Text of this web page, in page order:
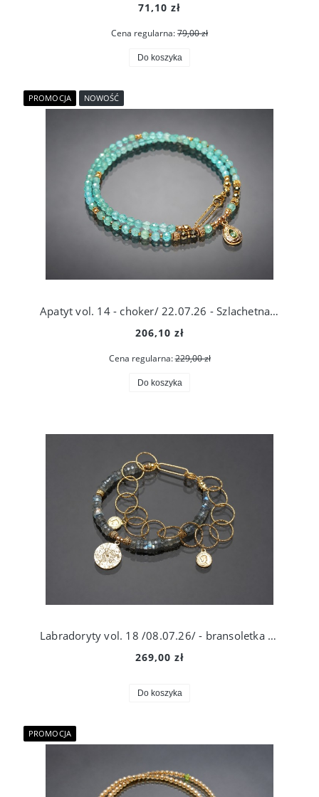
71,10 zł
Cena regularna:79,00 zł
Do koszyka
Apatyt vol. 14 - choker/ 22.07.26 - Szlachetna kolekcja
206,10 zł
Cena regularna:229,00 zł
Do koszyka
PROMOCJA NOWOŚĆ
Labradoryty vol. 18 /08.07.26/ - bransoletka - Szlachetna kolekcja
269,00 zł
Do koszyka
PROMOCJA